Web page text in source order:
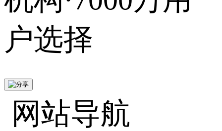
户选择
网站导航